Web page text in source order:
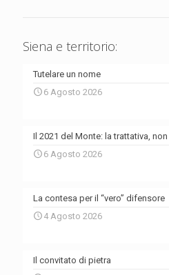
Siena e territorio:
Tutelare un nome
6 Agosto 2026
Il 2021 del Monte: la trattativa,
6 Agosto 2026
La contesa per il “vero” difensore
4 Agosto 2026
Il convitato di pietra